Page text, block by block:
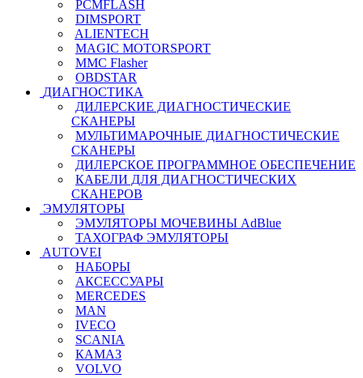
PCMFLASH
DIMSPORT
ALIENTECH
MAGIC MOTORSPORT
MMC Flasher
OBDSTAR
ДИАГНОСТИКА
ДИЛЕРСКИЕ ДИАГНОСТИЧЕСКИЕ
СКАНЕРЫ
МУЛЬТИМАРОЧНЫЕ ДИАГНОСТИЧЕСКИЕ
СКАНЕРЫ
ДИЛЕРСКОЕ ПРОГРАММНОЕ ОБЕСПЕЧЕНИЕ
КАБЕЛИ ДЛЯ ДИАГНОСТИЧЕСКИХ
СКАНЕРОВ
ЭМУЛЯТОРЫ
ЭМУЛЯТОРЫ МОЧЕВИНЫ АdBlue
ТАХОГРАФ ЭМУЛЯТОРЫ
AUTOVEI
НАБОРЫ
АКСЕССУАРЫ
MERCEDES
MAN
IVECO
SCANIA
КАМАЗ
VOLVO